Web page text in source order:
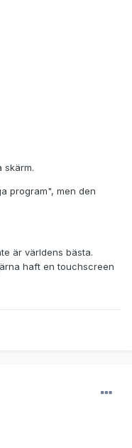
skärm.
program", men den
är världens bästa.
haft en touchscreen